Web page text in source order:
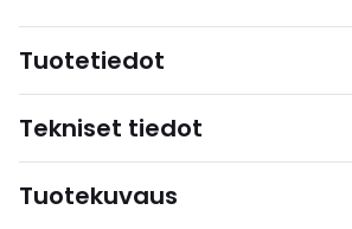
Tuotetiedot
Tekniset tiedot
Tuotekuvaus